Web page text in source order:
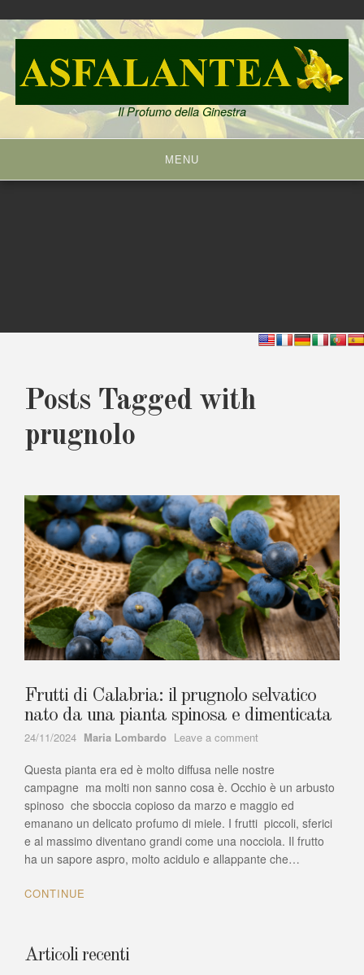
Skip
to
content
Il Profumo della Ginestra
MENU
Posts Tagged with
prugnolo
Frutti di Calabria: il prugnolo selvatico
nato da una pianta spinosa e dimenticata
24/11/2024 Author
Maria Lombardo Leave a comment
di
Calabria:
il
prugnolo
selvatico
nato
da
Questa pianta era ed è molto diffusa nelle nostre
campagne ma molti non sanno cosa è. Occhio è un arbusto
spinoso che sboccia copioso da marzo e maggio ed
emanano un delicato profumo di miele. I frutti piccoli, sferici
e al massimo diventano grandi come una nocciola. Il frutto
ha un sapore aspro, molto acidulo e allappante che…
CONTINUE
Articoli recenti